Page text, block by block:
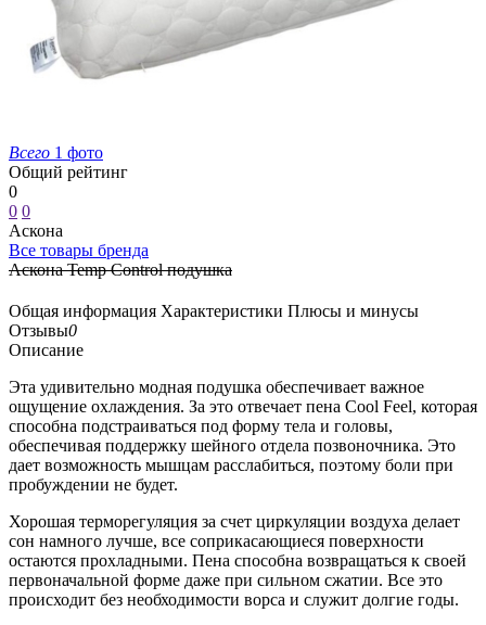
Всего 1 фото
Общий рейтинг
0
0 0
Аскона
Все товары бренда
Аскона Temp Control подушка
Общая информация Характеристики Плюсы и минусы
Отзывы0
Описание
Эта удивительно модная подушка обеспечивает важное
ощущение охлаждения. За это отвечает пена Cool Feel, которая
способна подстраиваться под форму тела и головы,
обеспечивая поддержку шейного отдела позвоночника. Это
дает возможность мышцам расслабиться, поэтому боли при
пробуждении не будет.
Хорошая терморегуляция за счет циркуляции воздуха делает
сон намного лучше, все соприкасающиеся поверхности
остаются прохладными. Пена способна возвращаться к своей
первоначальной форме даже при сильном сжатии. Все это
происходит без необходимости ворса и служит долгие годы.